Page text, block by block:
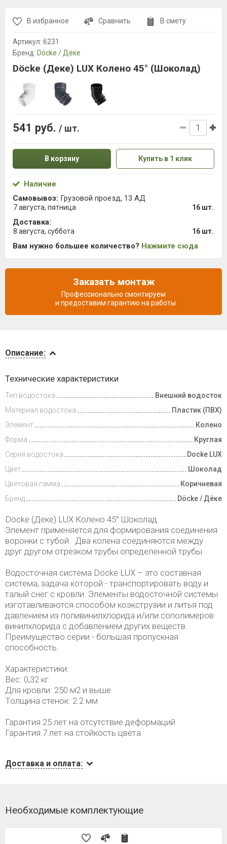
и оплата
Описание:
Технические характеристики
Тип водостока
Внешний водосток
Материал водостока
Пластик (ПВХ)
Элемент
Колено
Форма
Круглая
Серия водостока
Docke LUX
Цвет
Шоколад
Цветовая гамма
Коричневая
Бренд
Döcke / Дёке
Döcke (Деке) LUX Колено 45° Шоколад
Элемент применяется для формирования соединения
воронки с тубой. Два колена соединяются между
друг другом отрезком трубы определенной трубы.
Водосточная система Döcke LUX – это составная
система, задача которой - транспортировать воду и
талый снег с кровли. Элементы водосточной системы
изготавливаются способом коэкструзии и литья под
давлением из поливинилхлорида и/или сополимеров
винилхлорида с добавлением других веществ.
Преимущество серии - большая пропускная
способность.
Характеристики:
Вес: 0,32 кг
Для кровли: 250 м2 и выше
Толщина стенок: 2.2 мм
Гарантия 25 лет на отсутствие деформаций
Гарантия 7 лет на стойкость цвета
Доставка и оплата:
Необходимые комплектующие
В избранное Сравнить В смету
Артикул: 6231
Бренд: Döcke / Дёке
Döcke (Деке) LUX Колено 45° (Шоколад)
541 руб. / шт.
В корзину Купить в 1 клик
Наличие
Самовывоз: Грузовой проезд, 13 АД
7 августа, пятница 16 шт.
Доставка:
8 августа, суббота 16 шт.
Вам нужно большее количество? Нажмите сюда
Заказать монтаж
Профессионально смонтируем
и предоставим гарантию на работы